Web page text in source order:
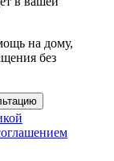
на дому,
без